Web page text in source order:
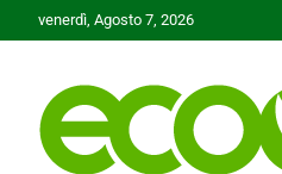
to
venerdì, Agosto 7, 2026